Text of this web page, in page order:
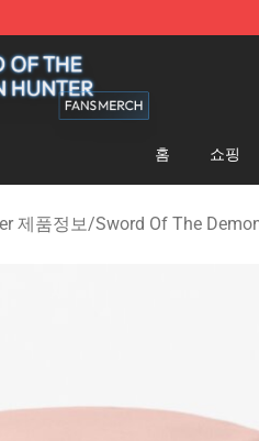
- Official Sword Of The
홈 쇼핑
제품정보/Sword Of The